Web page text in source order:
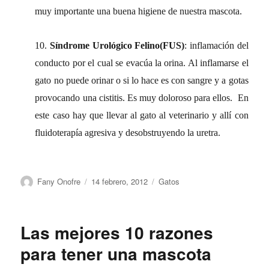
muy importante una buena higiene de nuestra mascota.
10.Síndrome Urológico Felino(FUS): inflamación del
conducto por el cual se evacúa la orina. Al inflamarse el
gato no puede orinar o si lo hace es con sangre y a gotas
provocando una cistitis. Es muy doloroso para ellos. En
este caso hay que llevar al gato al veterinario y allí con
fluidoterapía agresiva y desobstruyendo la uretra.
Autor
Fany Onofre
Publicado
14 febrero, 2012 Categorías
Gatos
Las mejores 10 razones
para tener una mascota